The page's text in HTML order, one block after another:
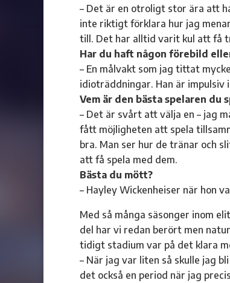
– Det är en otroligt stor ära att
inte riktigt förklara hur jag
till. Det har alltid varit kul att få
Har du haft någon förebild
– En målvakt som jag tittat
idioträddningar. Han är impulsiv
Vem är den bästa spelaren du
– Det är svårt att välja en – jag
fått möjligheten att spela
bra. Man ser hur de tränar och
att få spela med dem.
Bästa du mött?
– Hayley Wickenheiser när hon
Med så många säsonger inom
del har vi redan berört men
tidigt stadium var på det klara
– När jag var liten så skulle jag
det också en period när jag